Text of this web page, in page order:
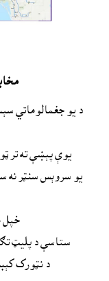
د يو جغمالوماتي
يوې پېښې ته تر
يو سروېس سنټر نه
خپل
ستاسې د پليټ
د نټورک